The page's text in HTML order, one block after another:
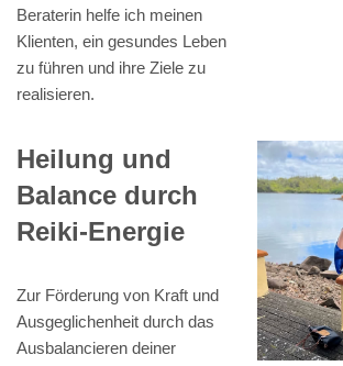
Beraterin helfe ich meinen
Klienten, ein gesundes Leben
zu führen und ihre Ziele zu
realisieren.
Heilung und
Balance durch
Reiki-Energie
Zur Förderung von Kraft und
Ausgeglichenheit durch das
Ausbalancieren deiner